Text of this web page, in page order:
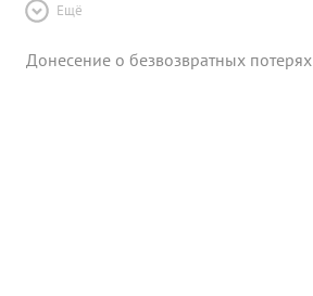
Ещё
Донесение о безвозвратных потерях